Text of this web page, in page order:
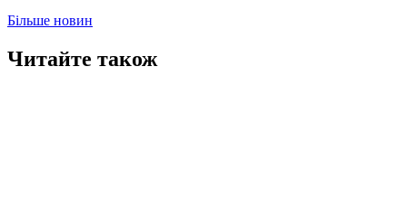
Більше новин
Читайте також